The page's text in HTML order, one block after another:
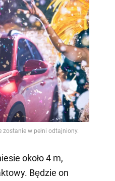
około 4 m,
Będzie on